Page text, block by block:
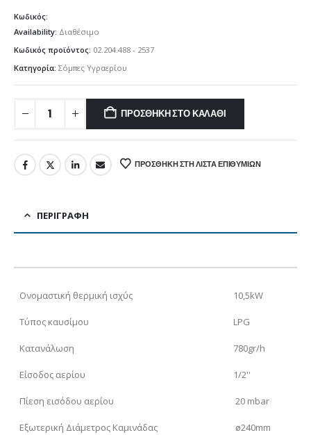
Κωδικός:
Availability: Διαθέσιμο
Κωδικός προϊόντος: 02.204.488 - 2537
Κατηγορία: Σόμπες Υγραερίου
ΠΡΟΣΘΉΚΗ ΣΤΟ ΚΑΛΆΘΙ
ΠΡΟΣΘΉΚΗ ΣΤΗ ΛΊΣΤΑ ΕΠΙΘΥΜΙΏΝ
ΠΕΡΙΓΡΑΦΉ
Ονομαστική θερμική ισχύς 10,5kW
Τύπος καυσίμου LPG
Κατανάλωση 780gr/h
Είσοδος αερίου 1/2''
Πίεση εισόδου αερίου 20 mbar
Εξωτερική Διάμετρος Καμινάδας ø240mm